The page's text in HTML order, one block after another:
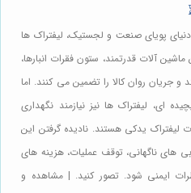
پویای صنعت و لجستیک، لیفتراک ها
آلات قدرتمند، ستون فقرات انبارها،
و جریان روان کالا را تضمین می کنند. اما
ای، لیفتراک ها نیز نیازمند نگهداری
یدکی هستند. نادیده گرفتن این
های ناگهانی، توقف عملیات، هزینه های
ایمنی شود. تصور کنید. | مشاهده و